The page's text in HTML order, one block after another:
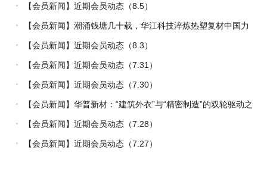
【会员新闻】近期会员动态（8.5）
【会员新闻】潮涌钱塘几十载，华江科技淬炼热塑复材中国力
量
【会员新闻】近期会员动态（8.3）
【会员新闻】近期会员动态（7.31）
【会员新闻】近期会员动态（7.30）
【会员新闻】华普新材：“建筑外衣”与“精密制造”的双轮驱动之
路
【会员新闻】近期会员动态（7.28）
【会员新闻】近期会员动态（7.27）